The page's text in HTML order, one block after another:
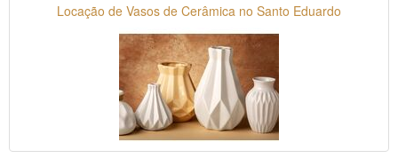
Locação de Vasos de Cerâmica no Santo Eduardo